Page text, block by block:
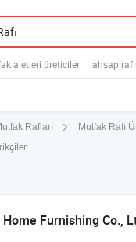
aletleri üreticiler ahşap raf
Rafları Mutfak Rafı
Furnishing Co.,